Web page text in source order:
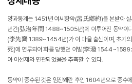
양과동계는 1451년 여씨향약(呂氏鄕約)을 본받아 실
년간(弘治年間 1488∼1505년)에 이루어진 동약이다
(李先齊 1389∼1454년)가 이 마을 출신이며, 초기
死)에 연루되어 화를 당했던 이발(李潑 1544∼1589:
아 이선제와 연관되었음을 추측할 수 있다.
동약이 중수된 것은 임진왜란 후인 1604년으로 중수